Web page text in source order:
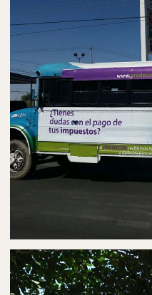
PUBLICIDAD
AUTOBÚS